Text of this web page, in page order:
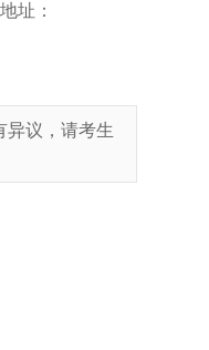
址：
异议，请考生